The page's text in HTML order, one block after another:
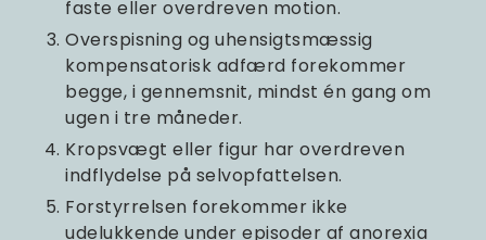
faste eller overdreven motion.
Overspisning og uhensigtsmæssig
kompensatorisk adfærd forekommer
begge, i gennemsnit, mindst én gang om
ugen i tre måneder.
Kropsvægt eller figur har overdreven
indflydelse på selvopfattelsen.
Forstyrrelsen forekommer ikke
udelukkende under episoder af anorexia